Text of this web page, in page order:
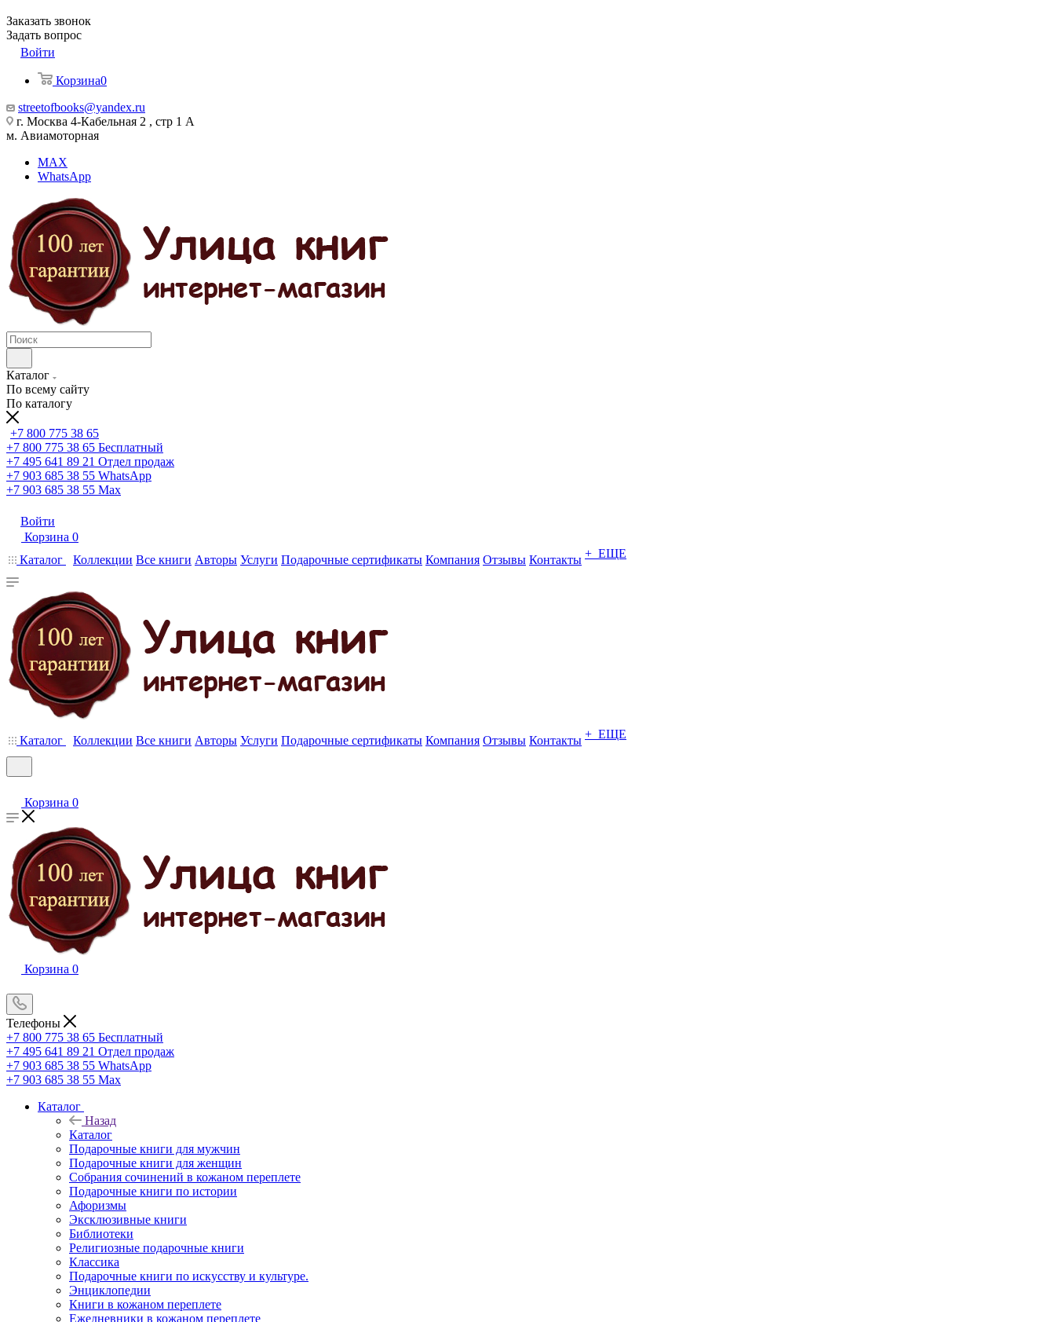
Заказать звонок
Задать вопрос
Войти
Корзина0
streetofbooks@yandex.ru
г. Москва 4-Кабельная 2 , стр 1 А
м. Авиамоторная
MAX
WhatsApp
Каталог
По всему сайту
По каталогу
+7 800 775 38 65
+7 800 775 38 65 Бесплатный
+7 495 641 89 21 Отдел продаж
+7 903 685 38 55 WhatsApp
+7 903 685 38 55 Max
Войти
Корзина 0
Каталог
Коллекции Все книги Авторы Услуги Подарочные сертификаты Компания Отзывы Контакты + ЕЩЕ
Каталог Коллекции Все книги Авторы Услуги Подарочные сертификаты Компания Отзывы Контакты + ЕЩЕ
Корзина 0
Корзина 0
Телефоны
+7 800 775 38 65 Бесплатный
+7 495 641 89 21 Отдел продаж
+7 903 685 38 55 WhatsApp
+7 903 685 38 55 Max
Каталог
Назад
Каталог
Подарочные книги для мужчин
Подарочные книги для женщин
Собрания сочинений в кожаном переплете
Подарочные книги по истории
Афоризмы
Эксклюзивные книги
Библиотеки
Религиозные подарочные книги
Классика
Подарочные книги по искусству и культуре.
Энциклопедии
Книги в кожаном переплете
Ежедневники в кожаном переплете